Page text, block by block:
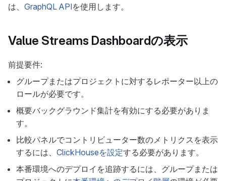
は、 GraphQL APIを使用します。
Value Streams Dashboardの表示
前提要件:
グループまたはプロジェクトに対するレポーター以上の
ロールが必要です。
概要バックグラウンド集計を有効にする必要がありま
す。
比較パネルでコントリビューター数のメトリクスを表示
するには、 ClickHouseを設定する必要があります。
本番環境へのデプロイを追跡するには、グループまたは